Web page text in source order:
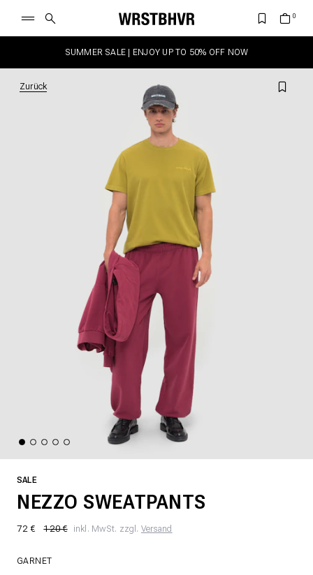
SUMMER SALE | ENJOY UP TO 50% OFF NOW
Zurück
SALE
NEZZO SWEATPANTS
72 € 120 € inkl. MwSt. zzgl. Versand
GARNET